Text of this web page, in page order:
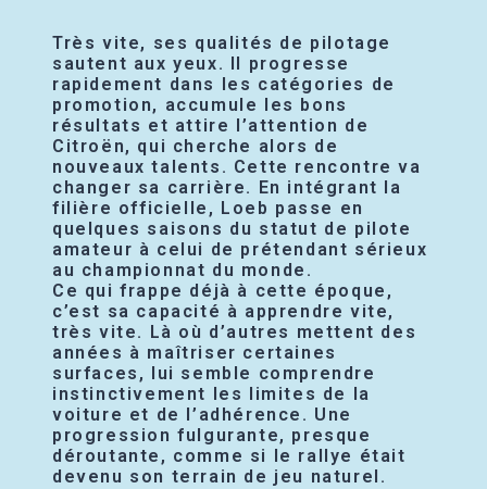
Très vite, ses qualités de pilotage
sautent aux yeux. Il progresse
rapidement dans les catégories de
promotion, accumule les bons
résultats et attire l’attention de
Citroën, qui cherche alors de
nouveaux talents. Cette rencontre va
changer sa carrière. En intégrant la
filière officielle, Loeb passe en
quelques saisons du statut de pilote
amateur à celui de prétendant sérieux
au championnat du monde.
Ce qui frappe déjà à cette époque,
c’est sa capacité à apprendre vite,
très vite. Là où d’autres mettent des
années à maîtriser certaines
surfaces, lui semble comprendre
instinctivement les limites de la
voiture et de l’adhérence. Une
progression fulgurante, presque
déroutante, comme si le rallye était
devenu son terrain de jeu naturel.